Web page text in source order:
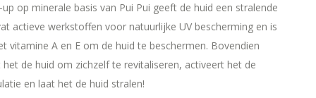
op minerale basis van Pui Pui geeft de huid een stralende
actieve werkstoffen voor natuurlijke UV bescherming en is
vitamine A en E om de huid te beschermen. Bovendien
het de huid om zichzelf te revitaliseren, activeert het de
en laat het de huid stralen!